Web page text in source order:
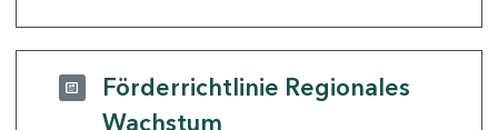
Förderrichtlinie Regionales
Wachstum